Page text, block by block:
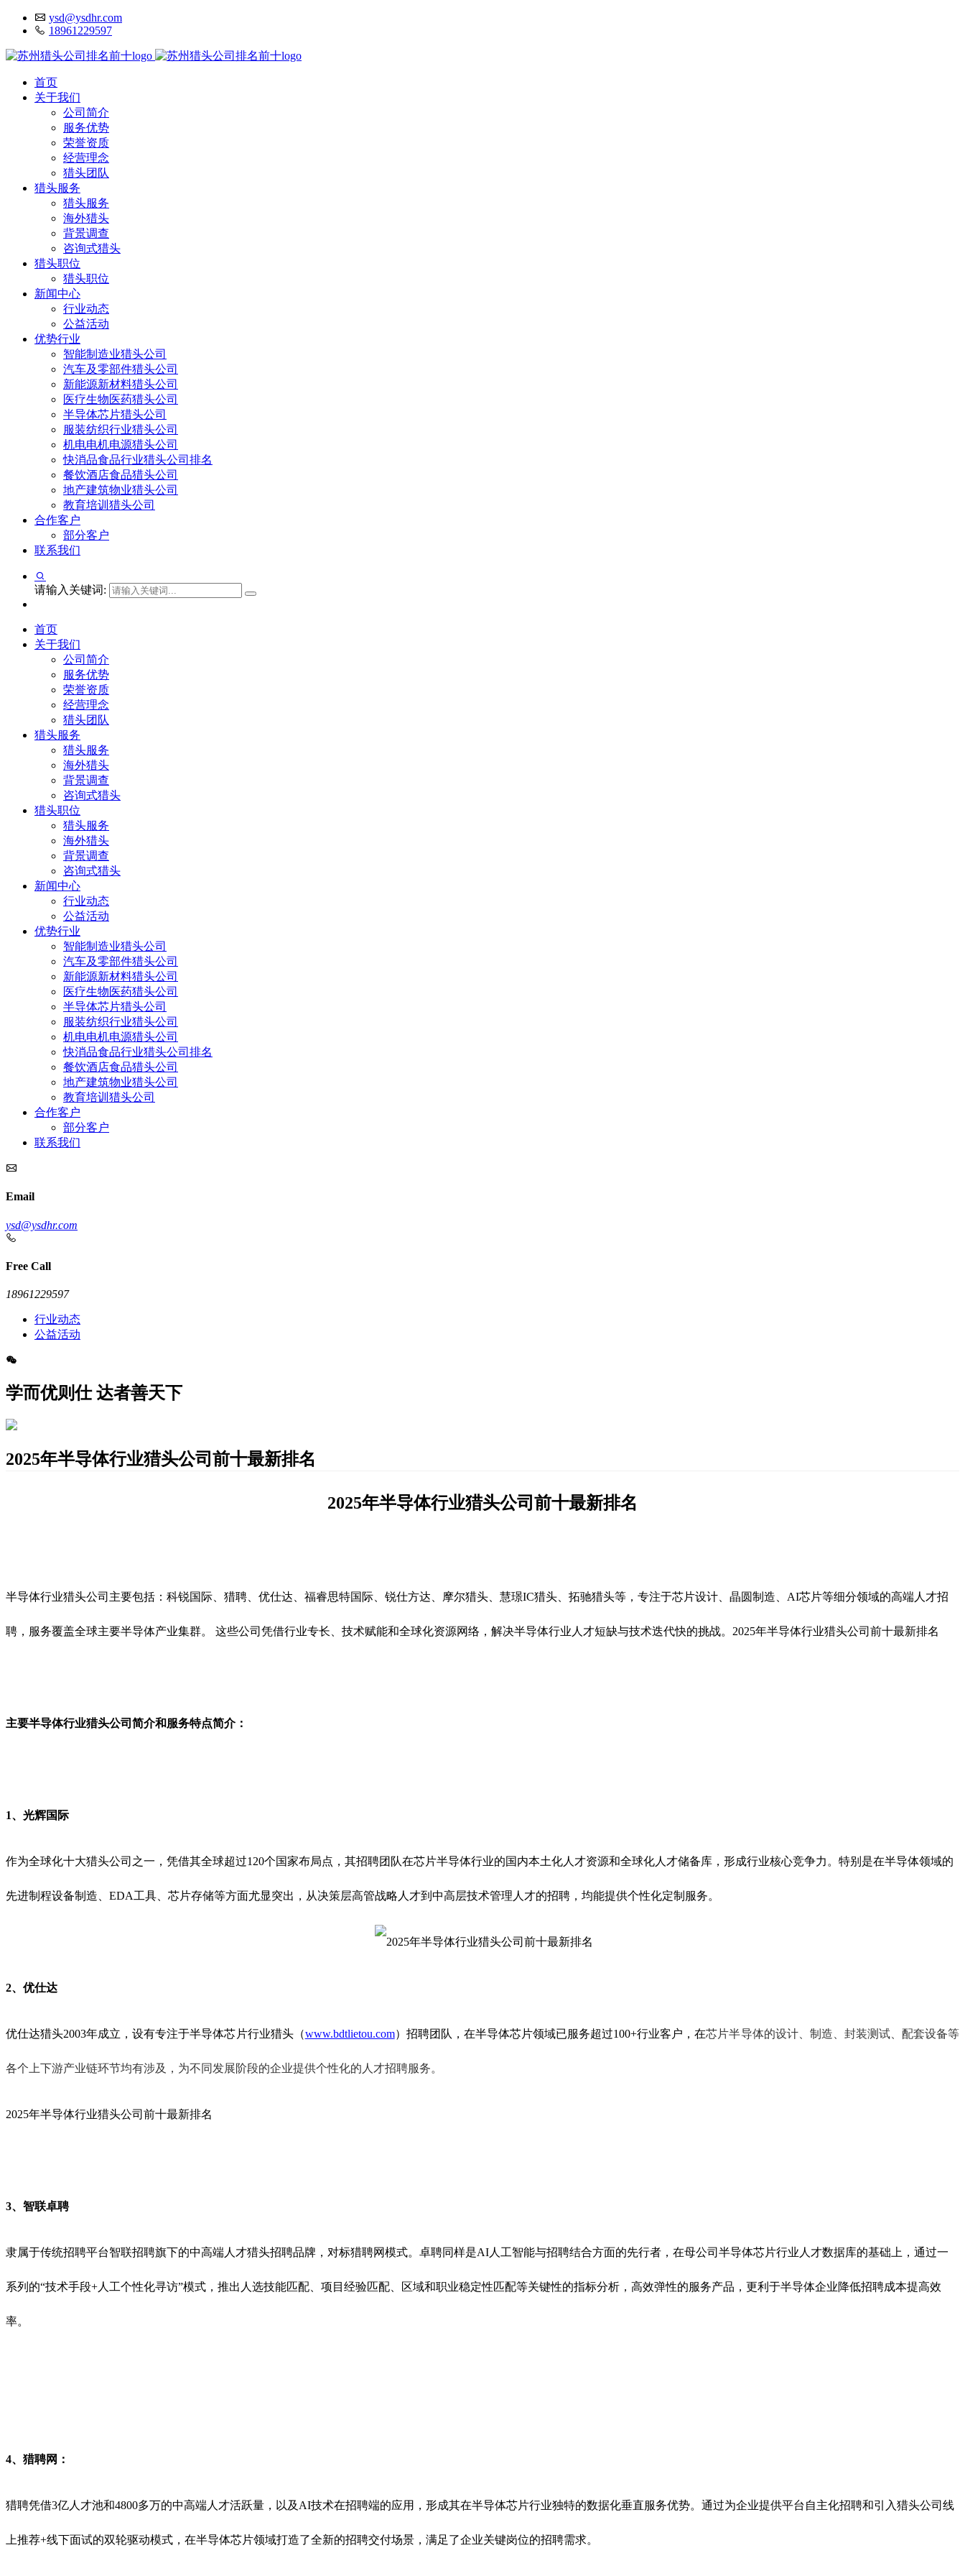
ysd@ysdhr.com
18961229597
首页
关于我们
公司简介
服务优势
荣誉资质
经营理念
猎头团队
猎头服务
猎头服务
海外猎头
背景调查
咨询式猎头
猎头职位
猎头职位
新闻中心
行业动态
公益活动
优势行业
智能制造业猎头公司
汽车及零部件猎头公司
新能源新材料猎头公司
医疗生物医药猎头公司
半导体芯片猎头公司
服装纺织行业猎头公司
机电电机电源猎头公司
快消品食品行业猎头公司排名
餐饮酒店食品猎头公司
地产建筑物业猎头公司
教育培训猎头公司
合作客户
部分客户
联系我们
请输入关键词:
首页
关于我们
公司简介
服务优势
荣誉资质
经营理念
猎头团队
猎头服务
猎头服务
海外猎头
背景调查
咨询式猎头
猎头职位
猎头服务
海外猎头
背景调查
咨询式猎头
新闻中心
行业动态
公益活动
优势行业
智能制造业猎头公司
汽车及零部件猎头公司
新能源新材料猎头公司
医疗生物医药猎头公司
半导体芯片猎头公司
服装纺织行业猎头公司
机电电机电源猎头公司
快消品食品行业猎头公司排名
餐饮酒店食品猎头公司
地产建筑物业猎头公司
教育培训猎头公司
合作客户
部分客户
联系我们
Email
ysd@ysdhr.com
Free Call
18961229597
行业动态
公益活动
学而优则仕 达者善天下
2025年半导体行业猎头公司前十最新排名
2025年半导体行业猎头公司前十最新排名
‌半导体行业猎头公司主要包括：科锐国际、猎聘、优仕达、福睿思特国际、锐仕方达、摩尔猎头、慧璟IC猎头、拓驰猎头等，专注于芯片设计、晶圆制造、AI芯片等细分领域的高端人才招
聘，服务覆盖全球主要半导体产业集群。‌ 这些公司凭借行业专长、技术赋能和全球化资源网络，解决半导体行业人才短缺与技术迭代快的挑战。2025年半导体行业猎头公司前十最新排名
主要半导体行业猎头公司 简介和服务特点简介：
1、 光辉国际
作为全球化十大猎头公司之一，凭借其全球超过120个国家布局点，其招聘团队在芯片半导体行业的国内本土化人才资源和全球化人才储备库，形成行业核心竞争力。特别是在半导体领域的
先进制程设备制造、EDA工具、芯片存储等方面尤显突出，从决策层高管战略人才到中高层技术管理人才的招聘，均能提供个性化定制服务。
2、 优仕达
优仕达猎头2003年成立，设有专注于半导体芯片行业猎头（www.bdtlietou.com）招聘团队，在半导体芯片领域已服务超过100+行业客户，在芯片半导体的设计、制造、封装测试、配套设备等
各个上下游产业链环节均有涉及，为不同发展阶段的企业提供个性化的人才招聘服务。
2025年半导体行业猎头公司前十最新排名
3、 智联卓聘
隶属于传统招聘平台智联招聘旗下的中高端人才猎头招聘品牌，对标猎聘网模式。卓聘同样是AI人工智能与招聘结合方面的先行者，在母公司半导体芯片行业人才数据库的基础上，通过一
系列的“技术手段+人工个性化寻访”模式，推出人选技能匹配、项目经验匹配、区域和职业稳定性匹配等关键性的指标分析，高效弹性的服务产品，更利于半导体企业降低招聘成本提高效
率。
4、 ‌猎聘网‌：
猎聘凭借3亿人才池和4800多万的中高端人才活跃量，以及AI技术在招聘端的应用，形成其在半导体芯片行业独特的数据化垂直服务优势。通过为企业提供平台自主化招聘和引入猎头公司线
上推荐+线下面试的双轮驱动模式，在半导体芯片领域打造了全新的招聘交付场景，满足了企业关键岗位的招聘需求。‌‌